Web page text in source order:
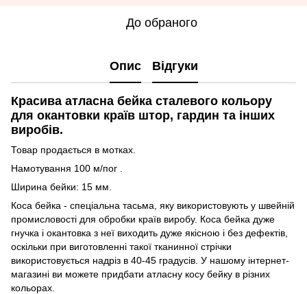
До обраного
Опис Відгуки
Красива атласна бейка сталевого кольору
для окантовки країв штор, гардин та інших
виробів.
Товар продається в мотках.
Намотування 100 м/пог .
Ширина бейки: 15 мм.
Коса бейка - спеціальна тасьма, яку використовують у швейній
промисловості для обробки країв виробу. Коса бейка дуже
гнучка і окантовка з неї виходить дуже якісною і без дефектів,
оскільки при виготовленні такої тканинної стрічки
використовується надріз в 40-45 градусів. У нашому інтернет-
магазині ви можете придбати атласну косу бейку в різних
кольорах.